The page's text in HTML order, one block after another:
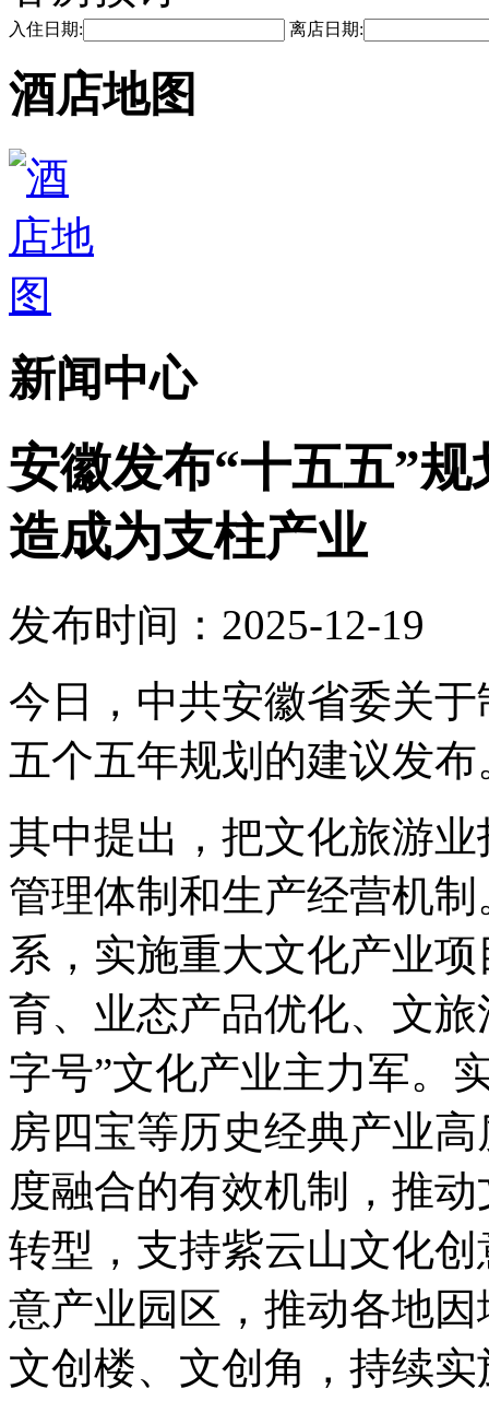
入住日期: 离店日期:
酒店地图
新闻中心
安徽发布“十五五”
造成为支柱产业
发布时间：2025-12-19
今日，中共安徽省委关
五个五年规划的建议发布
其中提出，把文化旅游
管理体制和生产经营机
系，实施重大文化产业
育、业态产品优化、文
字号”文化产业主力军。
房四宝等历史经典产业
度融合的有效机制，推
转型，支持紫云山文化
意产业园区，推动各地
文创楼、文创角，持续